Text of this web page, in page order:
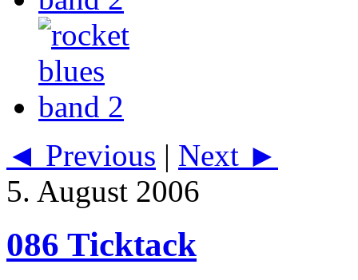
◄ Previous | Next ►
5. August 2006
086 Ticktack